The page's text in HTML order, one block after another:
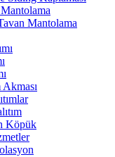
Mantolama
Akması
Köpük